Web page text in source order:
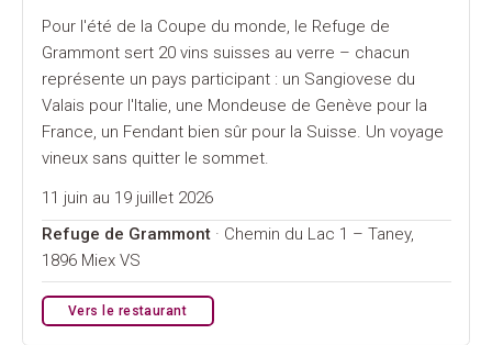
Pour l'été de la Coupe du monde, le Refuge de
Grammont sert 20 vins suisses au verre – chacun
représente un pays participant : un Sangiovese du
Valais pour l'Italie, une Mondeuse de Genève pour la
France, un Fendant bien sûr pour la Suisse. Un voyage
vineux sans quitter le sommet.
11 juin au 19 juillet 2026
Refuge de Grammont· Chemin du Lac 1 – Taney,
1896 Miex VS
Vers le restaurant